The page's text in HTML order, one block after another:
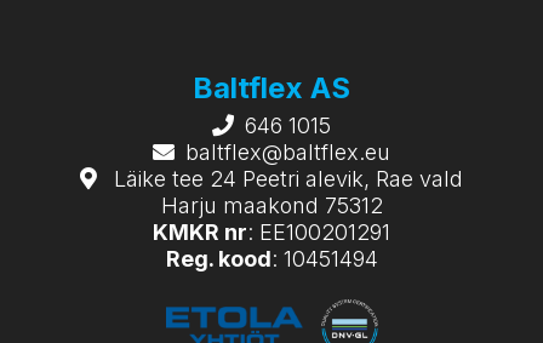
Baltflex AS
646 1015
baltflex@baltflex.eu
Läike tee 24 Peetri alevik, Rae vald
Harju maakond 75312
KMKR nr: EE100201291
Reg. kood: 10451494